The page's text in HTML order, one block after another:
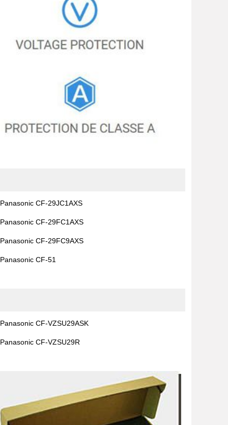
Panasonic CF-29JC1AXS
Panasonic CF-29FC1AXS
Panasonic CF-29FC9AXS
Panasonic CF-51
Panasonic CF-VZSU29ASK
Panasonic CF-VZSU29R